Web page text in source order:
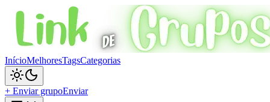
InícioMelhoresTagsCategorias
+ Enviar grupoEnviar